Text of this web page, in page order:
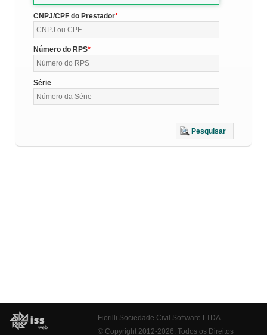
CNPJ/CPF do Prestador
Número do RPS
Série
Pesquisar
Fiorilli Sociedade Civil Software LTDA
© Copyright 2012-2026. Todos os Direitos